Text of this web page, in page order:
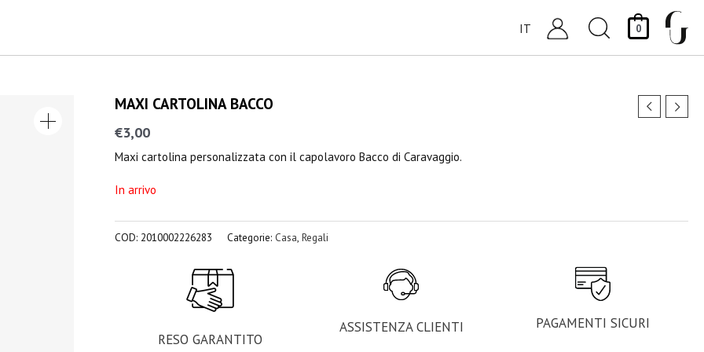
IT Cerca
0
MAXI CARTOLINA BACCO
€3,00
Maxi cartolina personalizzata con il capolavoro Bacco di Caravaggio.
In arrivo
COD: 2010002226283 Categorie: Casa, Regali
RESO GARANTITO
ASSISTENZA CLIENTI PAGAMENTI SICURI